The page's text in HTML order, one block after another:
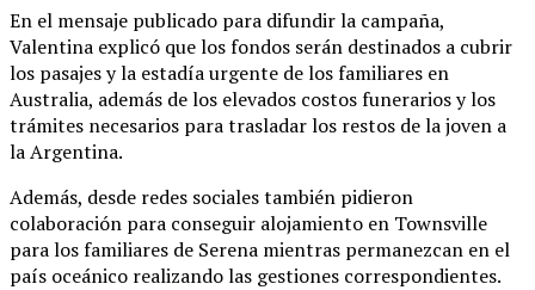
En el mensaje publicado para difundir la campaña,
Valentina explicó que los fondos serán destinados a cubrir
los pasajes y la estadía urgente de los familiares en
Australia, además de los elevados costos funerarios y los
trámites necesarios para trasladar los restos de la joven a
la Argentina.
Además, desde redes sociales también pidieron
colaboración para conseguir alojamiento en Townsville
para los familiares de Serena mientras permanezcan en el
país oceánico realizando las gestiones correspondientes.